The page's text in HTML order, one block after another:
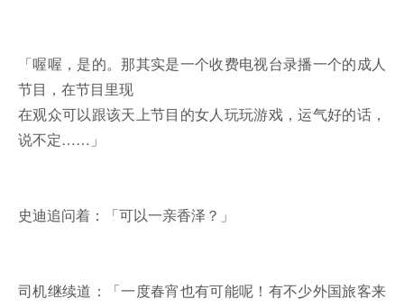
「喔喔，是的。那其实是一个收费电视台录播一个的成人
节目，在节目里现
在观众可以跟该天上节目的女人玩玩游戏，运气好的话，
说不定……」
史迪追问着：「可以一亲香泽？」
司机继续道：「一度春宵也有可能呢！有不少外国旅客来